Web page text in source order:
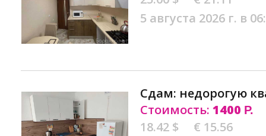
5 августа 2026 г. в
Сдам: недорогую
Стоимость: 1400 Р.
18.42 $
€ 15.56